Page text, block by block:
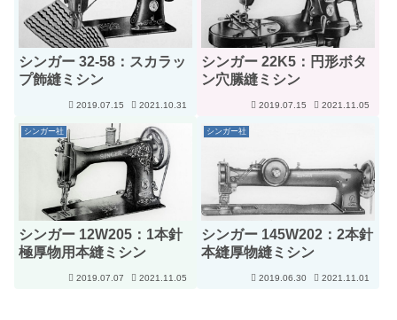
シンガー 32-58：スカラッ
プ飾縫ミシン
2019.07.15 2021.10.31
シンガー 22K5：円形ボタ
ン穴縢縫ミシン
2019.07.15 2021.11.05
シンガー社
シンガー 12W205：1本針
極厚物用本縫ミシン
2019.07.07 2021.11.05
シンガー社
シンガー 145W202：2本針
本縫厚物縫ミシン
2019.06.30 2021.11.01